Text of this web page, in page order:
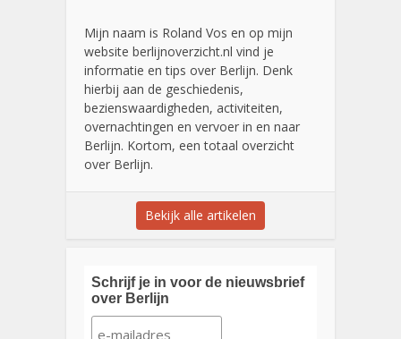
Mijn naam is Roland Vos en op mijn
website berlijnoverzicht.nl vind je
informatie en tips over Berlijn. Denk
hierbij aan de geschiedenis,
bezienswaardigheden, activiteiten,
overnachtingen en vervoer in en naar
Berlijn. Kortom, een totaal overzicht
over Berlijn.
Bekijk alle artikelen
Schrijf je in voor de nieuwsbrief
over Berlijn